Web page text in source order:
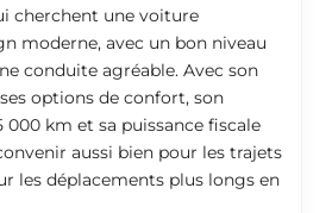
cherchent une voiture
moderne, avec un bon niveau
conduite agréable. Avec son
options de confort, son
000 km et sa puissance fiscale
aussi bien pour les trajets
les déplacements plus longs en